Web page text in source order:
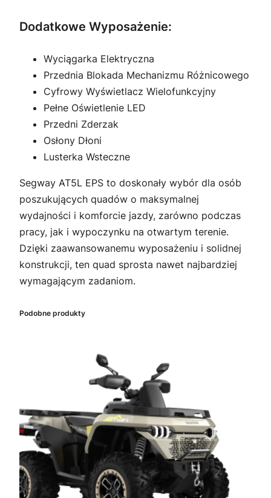
Dodatkowe Wyposażenie:
Wyciągarka Elektryczna
Przednia Blokada Mechanizmu Różnicowego
Cyfrowy Wyświetlacz Wielofunkcyjny
Pełne Oświetlenie LED
Przedni Zderzak
Osłony Dłoni
Lusterka Wsteczne
Segway AT5L EPS to doskonały wybór dla osób
poszukujących quadów o maksymalnej
wydajności i komforcie jazdy, zarówno podczas
pracy, jak i wypoczynku na otwartym terenie.
Dzięki zaawansowanemu wyposażeniu i solidnej
konstrukcji, ten quad sprosta nawet najbardziej
wymagającym zadaniom.
Podobne produkty